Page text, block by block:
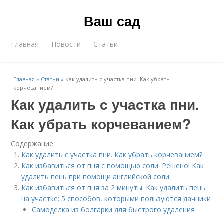
Ваш сад
Главная Новости Статьи
Главная » Статьи » Как удалить с участка пни. Как убрать
корчеванием?
Как удалить с участка пни.
Как убрать корчеванием?
Содержание
Как удалить с участка пни. Как убрать корчеванием?
Как избавиться от пня с помощью соли. Решено! Как
удалить пень при помощи английской соли
Как избавиться от пня за 2 минуты. Как удалить пень
на участке: 5 способов, которыми пользуются дачники
Самоделка из болгарки для быстрого удаления